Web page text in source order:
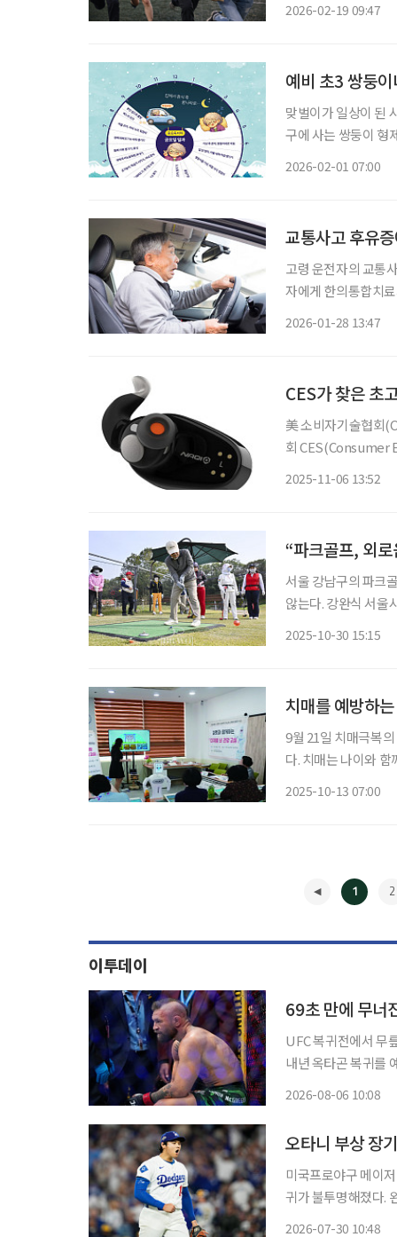
2026-02-19 09:47
예비 초3 쌍둥
맞벌이가 일상이 된
구에 사는 쌍둥이 형
2026-02-01 07:00
교통사고 후유
고령 운전자의 교통
자에게 한의통합치료가 효과적
2026-01-28 13:47
CES가 찾은 초
美 소비자기술협회
회 CES(Consumer
2025-11-06 13:52
“파크골프, 외
서울 강남구의 파크
않는다. 강완식 서울
2025-10-30 15:15
치매를 예방하
9월 21일 치매극복
다. 치매는 나이와 함께 찾아오는 불가피한 질병이 아니다. 연구에 따르면 생활 습관 관리와 꾸
2025-10-13 07:00
1 2
이투데이
69초 만에 무너
UFC 복귀전에서 무
내년 옥타곤 복귀를 예고했다. 맥그리거는 5일(이하 현지시간)
2026-08-06 10:08
오타니 부상 장
미국프로야구 메이
귀가 불투명해졌다.
2026-07-30 10:48